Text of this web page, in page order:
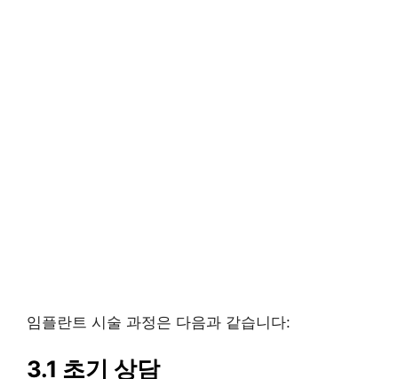
임플란트 시술 과정은 다음과 같습니다:
3.1 초기 상담